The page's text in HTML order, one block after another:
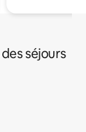
séjours